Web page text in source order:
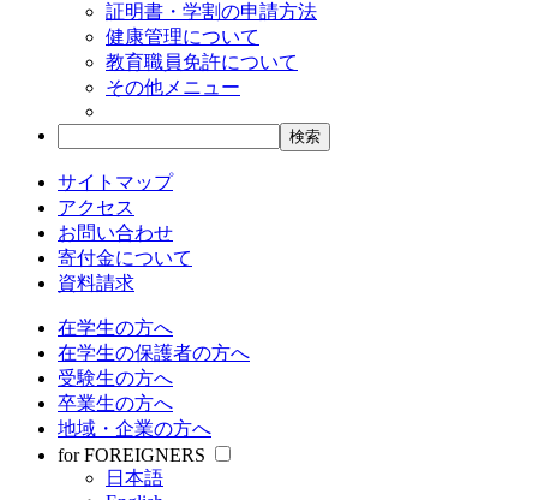
証明書・学割の申請方法
健康管理について
教育職員免許について
その他メニュー
サイトマップ
アクセス
お問い合わせ
寄付金について
資料請求
在学生の方へ
在学生の保護者の方へ
受験生の方へ
卒業生の方へ
地域・企業の方へ
for FOREIGNERS
日本語